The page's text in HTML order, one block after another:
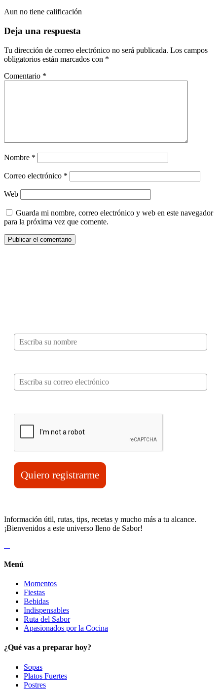
Aun no tiene calificación
Deja una respuesta
Tu dirección de correo electrónico no será publicada. Los campos
obligatorios están marcados con *
Comentario *
Nombre *
Correo electrónico *
Web
Guarda mi nombre, correo electrónico y web en este navegador
para la próxima vez que comente.
Quiero registrarme
Información útil, rutas, tips, recetas y mucho más a tu alcance.
¡Bienvenidos a este universo lleno de Sabor!
Menú
Momentos
Fiestas
Bebidas
Indispensables
Ruta del Sabor
Apasionados por la Cocina
¿Qué vas a preparar hoy?
Sopas
Platos Fuertes
Postres